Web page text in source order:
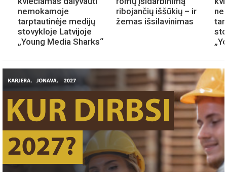
nemokamoje
tarptautinėje medijų
stovykloje Latvijoje
„Young Media Sharks“
ribojančių iššūkių – ir
žemas išsilavinimas